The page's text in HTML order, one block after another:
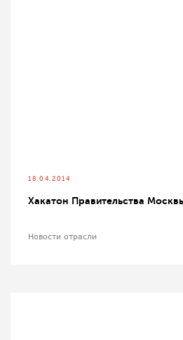
18.04.2014
Хакатон Правительства
Новости отрасли